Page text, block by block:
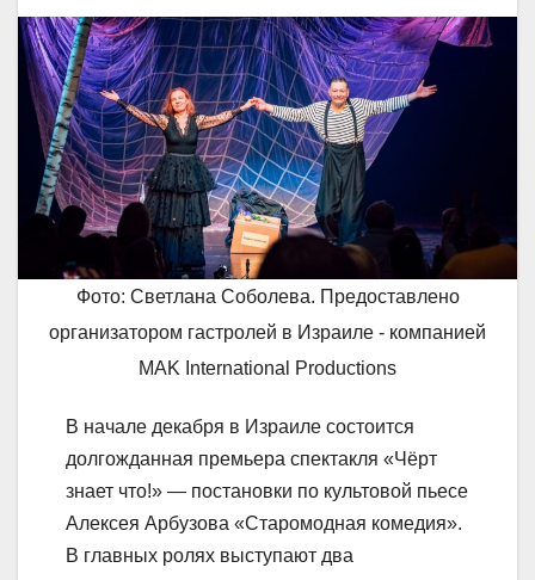
Фото: Светлана Соболева. Предоставлено
организатором гастролей в Израиле - компанией
MAK International Productions
В начале декабря в Израиле состоится
долгожданная премьера спектакля «Чёрт
знает что!» — постановки по культовой пьесе
Алексея Арбузова «Старомодная комедия».
В главных ролях выступают два